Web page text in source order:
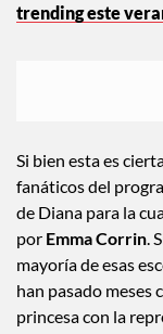
trending este
Si bien esta es
fanáticos del
de Diana para la
por Emma Corrin.
mayoría de esas
han pasado meses
princesa con la